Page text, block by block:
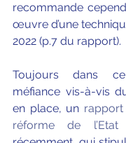
recommande
œuvre d’une
2022 (p.7 du rapport).
Toujours dans
méfiance vis-à-vis
en place, un
réforme de